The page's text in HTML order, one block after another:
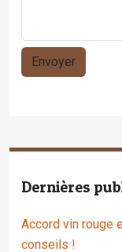
Dernières
Accord vin rouge
conseils !